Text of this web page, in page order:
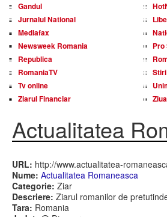
Gandul
Jurnalul National
Mediafax
Newsweek Romania
Pro
Republica
RomaniaTV
Tv online
Ziarul Financiar
Actualitatea
URL: http://www.actualitatea-
Nume: Actualitatea Romaneasca
Categorie: Ziar
Descriere: Ziarul romanilor de
Tara: Romania